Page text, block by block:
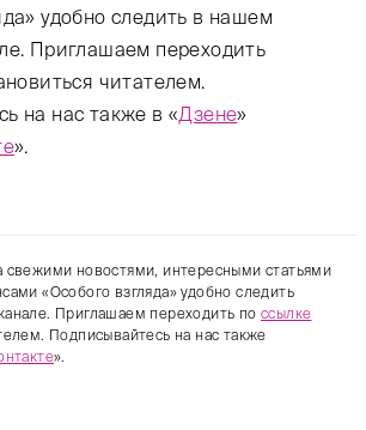
удобно следить в нашем
Приглашаем переходить
читателем.
на нас также в «Дзене»
».
свежими новостями, интересными статьями
«Особого взгляда» удобно следить
Приглашаем переходить по ссылке
Подписывайтесь на нас также
».